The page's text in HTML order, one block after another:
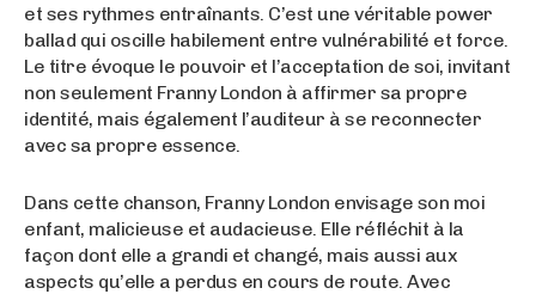
et ses rythmes entraînants. C’est une véritable power
ballad qui oscille habilement entre vulnérabilité et force.
Le titre évoque le pouvoir et l’acceptation de soi, invitant
non seulement Franny London à affirmer sa propre
identité, mais également l’auditeur à se reconnecter
avec sa propre essence.
Dans cette chanson, Franny London envisage son moi
enfant, malicieuse et audacieuse. Elle réfléchit à la
façon dont elle a grandi et changé, mais aussi aux
aspects qu’elle a perdus en cours de route. Avec